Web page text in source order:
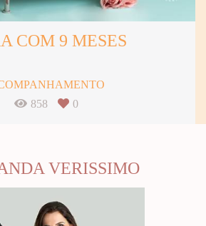
COM 9 MESES
858
0
VERISSIMO